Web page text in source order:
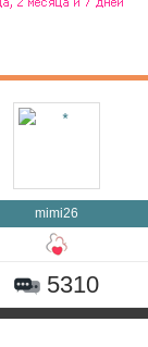
mimi26
5310